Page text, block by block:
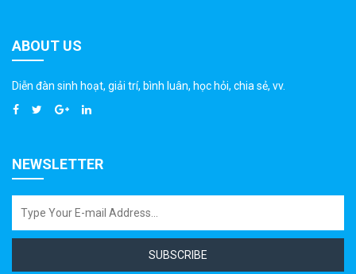
ABOUT US
Diễn đàn sinh hoạt, giải trí, bình luân, học hỏi, chia sẻ, vv.
NEWSLETTER
SUBSCRIBE